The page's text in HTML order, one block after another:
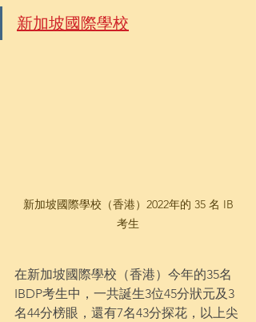
新加坡國際學校
考生
在新加坡國際學校（香港）今年的35名
IBDP考生中，一共誕生3位45分狀元及3
名44分榜眼，還有7名43分探花，以上尖